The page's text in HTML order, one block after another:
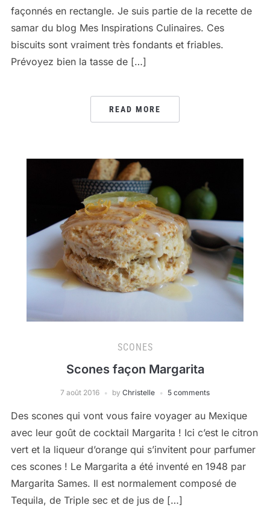
façonnés en rectangle. Je suis partie de la recette de
samar du blog Mes Inspirations Culinaires. Ces
biscuits sont vraiment très fondants et friables.
Prévoyez bien la tasse de […]
READ MORE
SCONES
Scones façon Margarita
7 août 2016 by Christelle 5 comments
Des scones qui vont vous faire voyager au Mexique
avec leur goût de cocktail Margarita ! Ici c’est le citron
vert et la liqueur d’orange qui s’invitent pour parfumer
ces scones ! Le Margarita a été inventé en 1948 par
Margarita Sames. Il est normalement composé de
Tequila, de Triple sec et de jus de […]